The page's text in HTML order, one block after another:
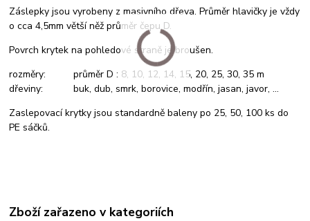
Záslepky jsou vyrobeny z masivního dřeva. Průměr hlavičky je vždy
o cca 4,5mm větší něž průměr čepu D.
Povrch krytek na pohledové straně je broušen.
rozměry: průměr D : 8, 10, 12, 14, 15, 20, 25, 30, 35 m
dřeviny: buk, dub, smrk, borovice, modřín, jasan, javor, ...
Zaslepovací krytky jsou standardně baleny po 25, 50, 100 ks do
PE sáčků.
Zboží zařazeno v kategoriích